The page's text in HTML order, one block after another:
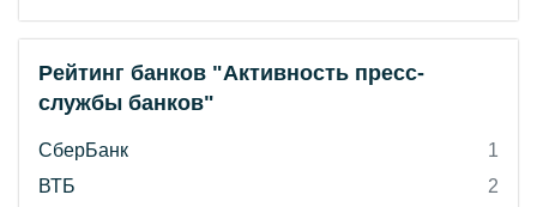
Рейтинг банков "Активность пресс-
службы банков"
СберБанк
1
ВТБ
2